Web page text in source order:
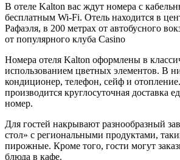
В отеле Kalton вас ждут номера с
бесплатным Wi-Fi. Отель находится в
Рафаэля, в 200 метрах от автобусного
от популярного клуба Casino
Номера отеля Kalton оформлены в
использованием цветных элементов. В
кондиционер, телефон, сейф и
производится круглосуточная доставка
номер.
Для гостей накрывают разнообразный
стол» с региональными продуктами,
пирожные. Кроме того, гости могут
блюда в кафе.